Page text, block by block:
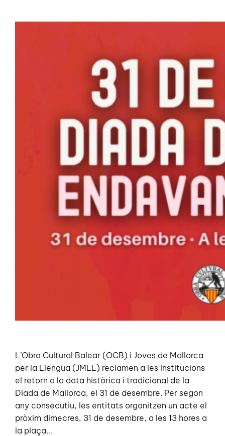
L’Obra Cultural Balear (OCB) i Joves de Mallorca
per la Llengua (JMLL) reclamen a les institucions
el retorn a la data històrica i tradicional de la
Diada de Mallorca, el 31 de desembre. Per segon
any consecutiu, les entitats organitzen un acte el
pròxim dimecres, 31 de desembre, a les 13 hores a
la plaça…